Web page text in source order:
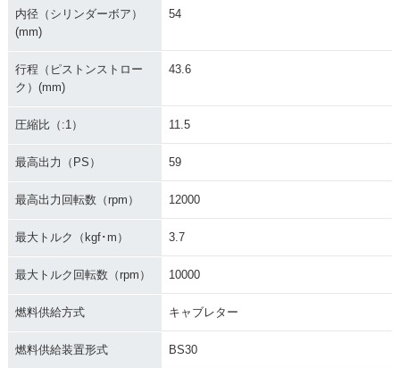
内径（シリンダーボア）
(mm)
54
行程（ピストンストロー
ク）(mm)
43.6
圧縮比（:1） 11.5
最高出力（PS） 59
最高出力回転数（rpm） 12000
最大トルク（kgf･m） 3.7
最大トルク回転数（rpm） 10000
燃料供給方式 キャブレター
燃料供給装置形式 BS30